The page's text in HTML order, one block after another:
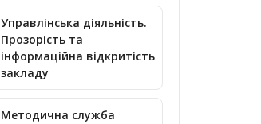
Управлінська діяльність.
Прозорість та
інформаційна відкритість
закладу
Методична служба